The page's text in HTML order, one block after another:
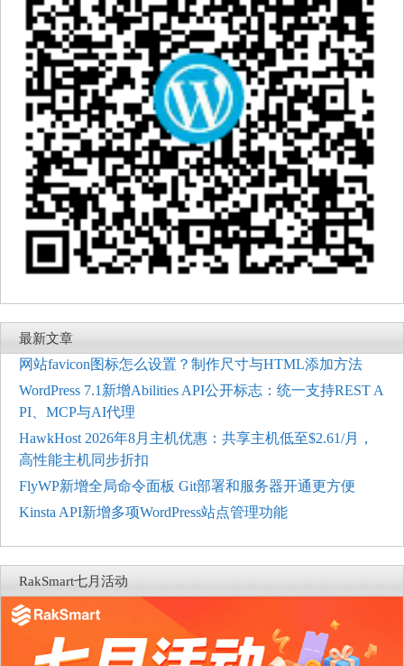
最新文章
网站favicon图标怎么设置？制作尺寸与HTML添加方法
WordPress 7.1新增Abilities API公开标志：统一支持REST A
PI、MCP与AI代理
HawkHost 2026年8月主机优惠：共享主机低至$2.61/月，
高性能主机同步折扣
FlyWP新增全局命令面板 Git部署和服务器开通更方便
Kinsta API新增多项WordPress站点管理功能
RakSmart七月活动